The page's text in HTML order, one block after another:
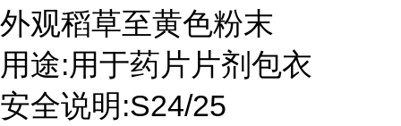
外观稻草至黄色粉末
用途:用于药片片剂包衣
安全说明:S24/25